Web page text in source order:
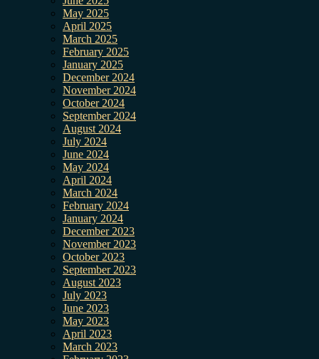
May 2025
April 2025
March 2025
February 2025
January 2025
December 2024
November 2024
October 2024
September 2024
August 2024
July 2024
June 2024
May 2024
April 2024
March 2024
February 2024
January 2024
December 2023
November 2023
October 2023
September 2023
August 2023
July 2023
June 2023
May 2023
April 2023
March 2023